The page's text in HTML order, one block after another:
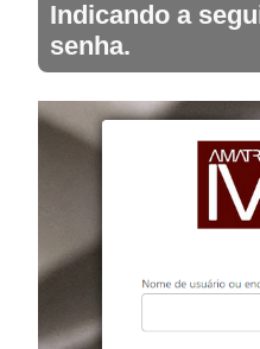
Indicando a
senha.